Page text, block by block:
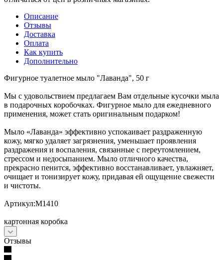
Описание
Отзывы
Доставка
Оплата
Как купить
Дополнительно
Фигурное туалетное мыло "Лаванда", 50 г
Мы с удовольствием предлагаем Вам отдельные кусочки мыла
в подарочных коробочках. Фигурное мыло для ежедневного
применения, может стать оригинальным подарком!
Мыло «Лаванда» эффективно успокаивает раздраженную
кожу, мягко удаляет загрязнения, уменьшает проявления
раздражения и воспаления, связанные с переутомлением,
стрессом и недосыпанием. Мыло отличного качества,
прекрасно пенится, эффективно восстанавливает, увлажняет,
очищает и тонизирует кожу, придавая ей ощущение свежести
и чистоты.
Артикул:М1410
картонная коробка
Отзывы